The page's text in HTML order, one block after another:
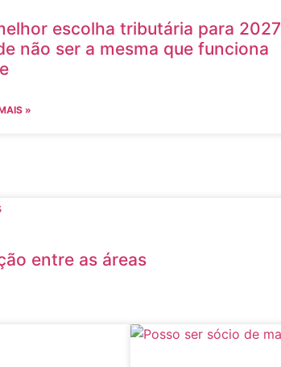
escolha tributária para 2027
não ser a mesma que funciona
»
entre as áreas